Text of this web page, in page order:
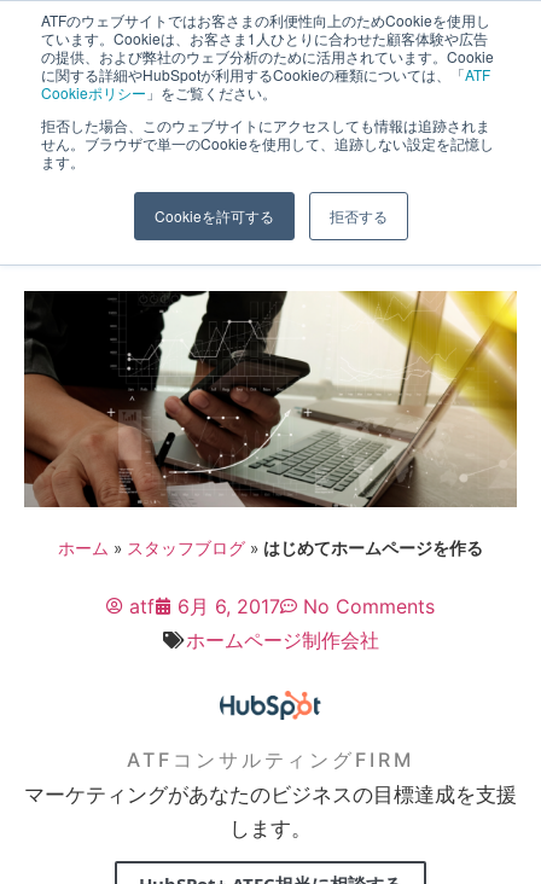
ATFのウェブサイトではお客さまの利便性向上のためCookieを使用し
ています。Cookieは、お客さま1人ひとりに合わせた顧客体験や広告
の提供、および弊社のウェブ分析のために活用されています。Cookie
に関する詳細やHubSpotが利用するCookieの種類については、「ATF
Cookieポリシー 」をご覧ください。
拒否した場合、このウェブサイトにアクセスしても情報は追跡されま
せん。ブラウザで単一のCookieを使用して、追跡しない設定を記憶し
ます。
Cookieを許可する 拒否する
長野県長野市・松本市ウェブ制作事業部 コンサルティングFIRM
はじめてホームページを作る
ホーム » スタッフブログ » はじめてホームページを作る
atf 6月 6, 2017
No Comments
ホームページ制作会社
ATFコンサルティングFIRM
マーケティングがあなたのビジネスの目標達成を支援
します。